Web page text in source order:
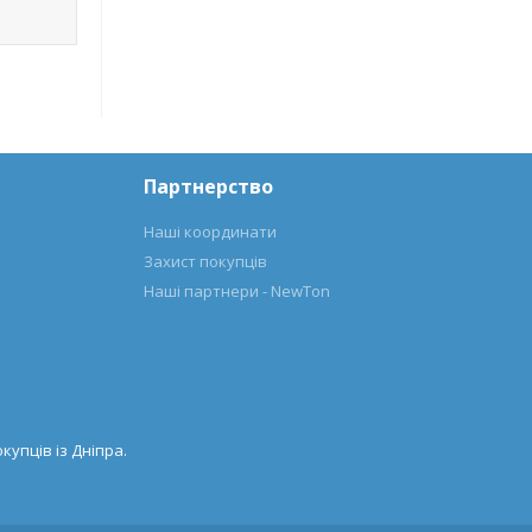
Партнерство
Наші координати
Захист покупців
Наші партнери - NewTon
із Дніпра.